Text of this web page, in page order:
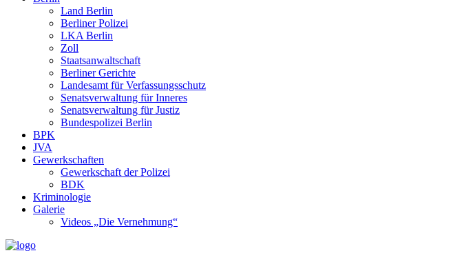
Land Berlin
Berliner Polizei
LKA Berlin
Zoll
Staatsanwaltschaft
Berliner Gerichte
Landesamt für Verfassungsschutz
Senatsverwaltung für Inneres
Senatsverwaltung für Justiz
Bundespolizei Berlin
BPK
JVA
Gewerkschaften
Gewerkschaft der Polizei
BDK
Kriminologie
Galerie
Videos „Die Vernehmung“